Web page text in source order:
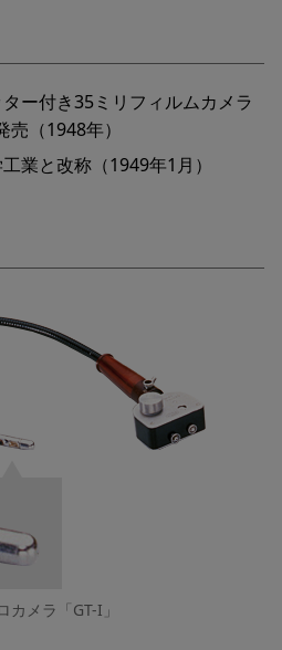
ー付き35ミリフィルムカメラ
売（1948年）
業と改称（1949年1月）
カメラ「GT-I」